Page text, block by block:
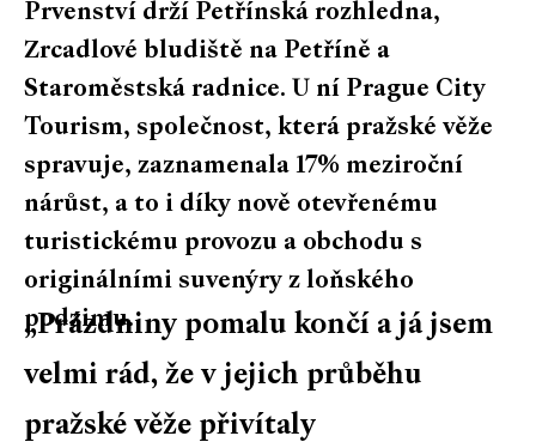
Prvenství drží Petřínská rozhledna,
Zrcadlové bludiště na Petříně a
Staroměstská radnice. U ní Prague City
Tourism, společnost, která pražské věže
spravuje, zaznamenala 17% meziroční
nárůst, a to i díky nově otevřenému
turistickému provozu a obchodu s
originálními suvenýry z loňského
podzimu.
„Prázdniny pomalu končí a já jsem
velmi rád, že v jejich průběhu
pražské věže přivítaly